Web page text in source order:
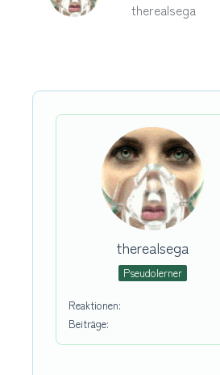
therealsega
therealsega
Pseudolerner
Reaktionen
Beiträge